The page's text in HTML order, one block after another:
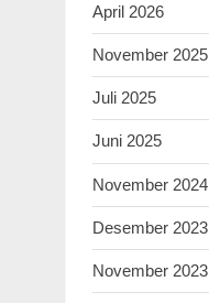
April 2026
November 2025
Juli 2025
Juni 2025
November 2024
Desember 2023
November 2023